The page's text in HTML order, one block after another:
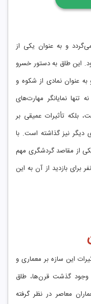
و به عنوان یکی از
این طاق به دستور خسرو
عنوان نمادی از شکوه و
نمایانگر مهارت‌های
بلکه تأثیرات عمیقی بر
نیز گذاشته است. با
از مقاصد گردشگری مهم
برای بازدید از آن به این
این سازه بر معماری و
گذشت قرن‌ها، طاق
معاصر در نظر گرفته